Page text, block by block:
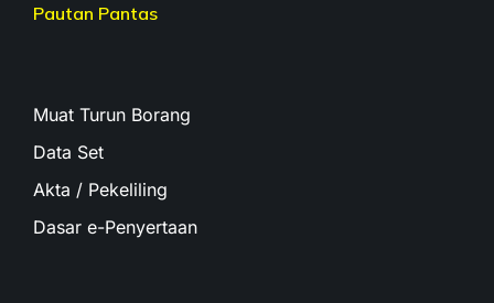
Pautan Pantas
Muat Turun Borang
Data Set
Akta / Pekeliling
Dasar e-Penyertaan